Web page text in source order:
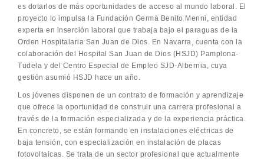
es dotarlos de más oportunidades de acceso al mundo laboral. El
proyecto lo impulsa la Fundación Germà Benito Menni, entidad
experta en inserción laboral que trabaja bajo el paraguas de la
Orden Hospitalaria San Juan de Dios. En Navarra, cuenta con la
colaboración del Hospital San Juan de Dios (HSJD) Pamplona-
Tudela y del Centro Especial de Empleo SJD-Albernia, cuya
gestión asumió HSJD hace un año.
Los jóvenes disponen de un contrato de formación y aprendizaje
que ofrece la oportunidad de construir una carrera profesional a
través de la formación especializada y de la experiencia práctica.
En concreto, se están formando en instalaciones eléctricas de
baja tensión, con especialización en instalación de placas
fotovoltaicas. Se trata de un sector profesional que actualmente